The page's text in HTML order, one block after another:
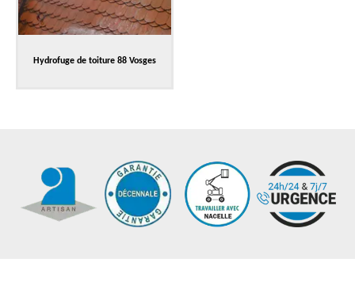
Hydrofuge de toiture 88 Vosges